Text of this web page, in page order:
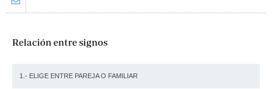
Relación entre signos
1.- ELIGE ENTRE PAREJA O FAMILIAR